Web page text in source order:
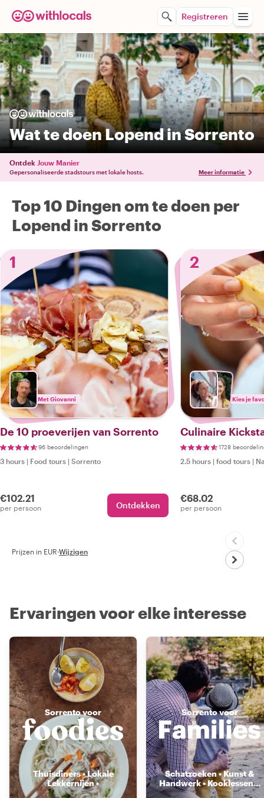
Registreren
Wat te doen Lopend in Sorrento
Ontdek Jouw Manier
Gepersonaliseerde stadstours met lokale hosts. Meer informatie
Top 10 Dingen om te doen per
Lopend in Sorrento
1
Met Giovanni
De 10 proeverijen van Sorrento
96 beoordelingen
3 hours | Food tours | Sorrento
€102.21
per persoon Ontdekken
2
Kies je
Culinaire
1728
2.5 hours | food tours |
€68.02
per persoon
Prijzen in EUR·Wijzigen
Ervaringen voor elke interesse
Sorrento voor
Thuisdiners • Lokale
Lekkernijen •
Voedselmarkten...
Sorrento voor
Schatzoeken • Kunst &
Handwerk • Kooklessen...